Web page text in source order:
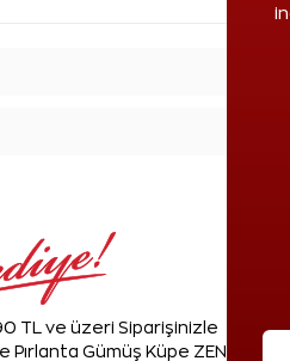
TL ve üzeri Siparişinizle
Pırlanta Gümüş Küpe ZEN'den